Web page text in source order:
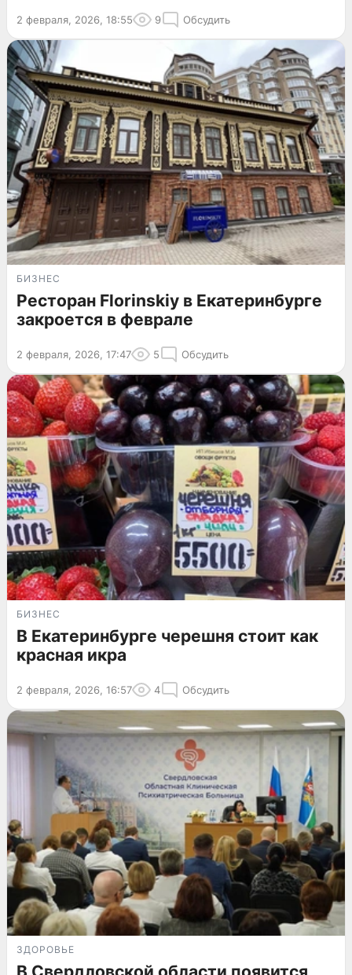
2 февраля, 2026, 18:55 9 Обсудить
БИЗНЕС
Ресторан Florinskiy в Екатеринбурге
закроется в феврале
2 февраля, 2026, 17:47 5 Обсудить
БИЗНЕС
В Екатеринбурге черешня стоит как
красная икра
2 февраля, 2026, 16:57 4 Обсудить
ЗДОРОВЬЕ